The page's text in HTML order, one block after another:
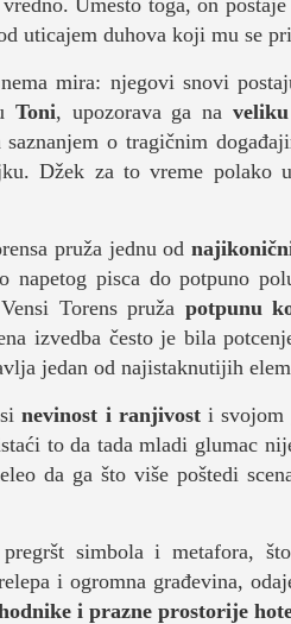
impresum
kontakt
Umesto toga, on
uticajem duhova koji mu se
mira: njegovi snovi
Toni, upozorava ga na
o tragičnim
Džek za to vreme polako
pruža jednu od
napetog pisca do potpuno
Torens pruža potpunu
izvedba često je bila
jedan od najistaknutijih
nevinost i ranjivosti svojom
to da tada mladi glumac
da ga što više poštedi
simbola i metafora,
i ogromna građevina,
i prazne prostorije